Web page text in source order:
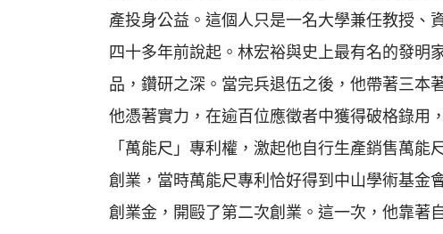
產投身公益。這個人只是一名大學兼任教授、
四十多年前說起。林宏裕與史上最有名的發明
品，鑽研之深。當完兵退伍之後，他帶著三本
他憑著實力，在逾百位應徵者中獲得破格錄用
「萬能尺」專利權，激起他自行生產銷售萬
創業，當時萬能尺專利恰好得到中山學術基金
創業金，開毆了第二次創業。這一次，他靠著